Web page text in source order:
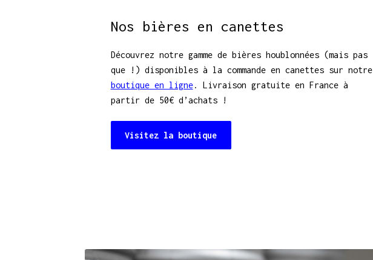
Nos bières en canettes
Découvrez notre gamme de bières houblonnées (mais pas
que !) disponibles à la commande en canettes sur notre
boutique en ligne. Livraison gratuite en France à
partir de 50€ d’achats !
Visitez la boutique